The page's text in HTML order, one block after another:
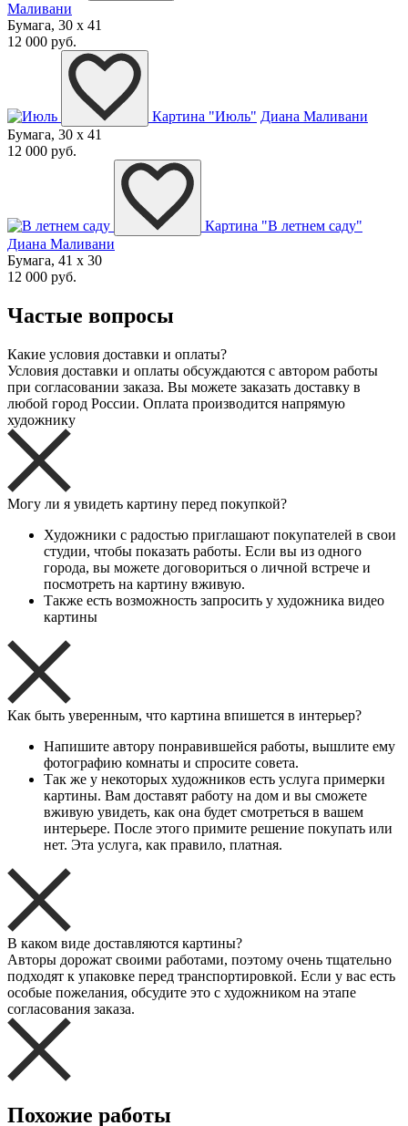
Маливани
Бумага, 30 x 41
12 000 руб.
Картина "Июль" Диана Маливани
Бумага, 30 x 41
12 000 руб.
Картина "В летнем саду"
Диана Маливани
Бумага, 41 x 30
12 000 руб.
Частые вопросы
Какие условия доставки и оплаты?
Условия доставки и оплаты обсуждаются с автором работы
при согласовании заказа. Вы можете заказать доставку в
любой город России. Оплата производится напрямую
художнику
Могу ли я увидеть картину перед покупкой?
Художники с радостью приглашают покупателей в свои
студии, чтобы показать работы. Если вы из одного
города, вы можете договориться о личной встрече и
посмотреть на картину вживую.
Также есть возможность запросить у художника видео
картины
Как быть уверенным, что картина впишется в интерьер?
Напишите автору понравившейся работы, вышлите ему
фотографию комнаты и спросите совета.
Так же у некоторых художников есть услуга примерки
картины. Вам доставят работу на дом и вы сможете
вживую увидеть, как она будет смотреться в вашем
интерьере. После этого примите решение покупать или
нет. Эта услуга, как правило, платная.
В каком виде доставляются картины?
Авторы дорожат своими работами, поэтому очень тщательно
подходят к упаковке перед транспортировкой. Если у вас есть
особые пожелания, обсудите это с художником на этапе
согласования заказа.
Похожие работы